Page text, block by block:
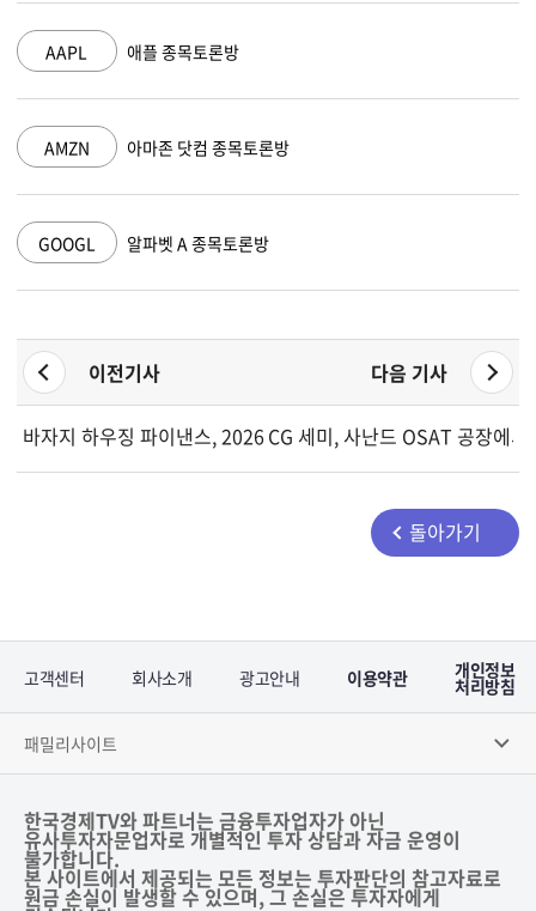
AAPL 애플 종목토론방
AMZN 아마존 닷컴 종목토론방
GOOGL 알파벳 A 종목토론방
이전기사 다음 기사
바자지 하우징 파이낸스, 2026 회계연도 지속가능성 보고서 제출
CG 세미, 사난드 OSAT 공장에
돌아가기
고객센터 회사소개 광고안내 이용약관 개인정보
처리방침
패밀리사이트
한국경제TV와 파트너는 금융투자업자가 아닌
유사투자자문업자로 개별적인 투자 상담과 자금 운영이
불가합니다.
본 사이트에서 제공되는 모든 정보는 투자판단의 참고자료로
원금 손실이 발생할 수 있으며, 그 손실은 투자자에게